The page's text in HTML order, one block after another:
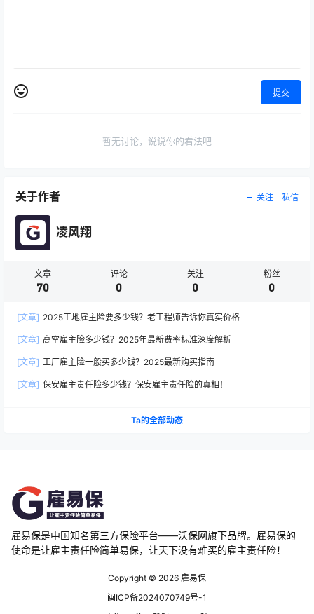
提交
暂无讨论，说说你的看法吧
关于作者 关注 私信
凌风翔
文章
70
评论
0
关注
0
粉丝
0
[文章] 2025工地雇主险要多少钱？老工程师告诉你真实价格
[文章] 高空雇主险多少钱？2025年最新费率标准深度解析
[文章] 工厂雇主险一般买多少钱？2025最新购买指南
[文章] 保安雇主责任险多少钱？保安雇主责任险的真相！
Ta的全部动态
雇易保是中国知名第三方保险平台——沃保网旗下品牌。雇易保的
使命是让雇主责任险简单易保，让天下没有难买的雇主责任险！
Copyright © 2026 雇易保
闽ICP备2024070749号-1